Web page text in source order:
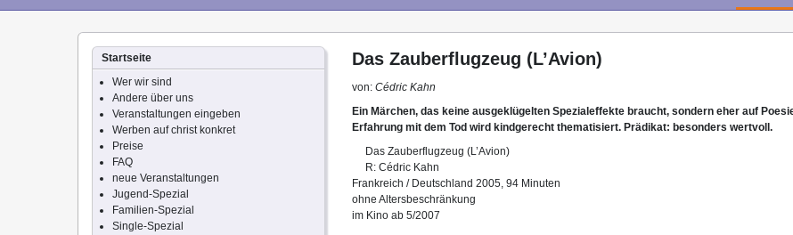
Das Zauberflugzeug (L’Avion)
von: Cédric Kahn
Ein Märchen, das keine ausgeklügelten Spezialeffekte braucht, sondern eher auf
Erfahrung mit dem Tod wird kindgerecht thematisiert. Prädikat: besonders wertvoll.
Das Zauberflugzeug (L’Avion)
R: Cédric Kahn
Frankreich / Deutschland 2005, 94 Minuten
ohne Altersbeschränkung
im Kino ab 5/2007
Startseite
Wer wir sind
Andere über uns
Veranstaltungen eingeben
Werben auf christ konkret
Preise
FAQ
neue Veranstaltungen
Jugend-Spezial
Familien-Spezial
Single-Spezial